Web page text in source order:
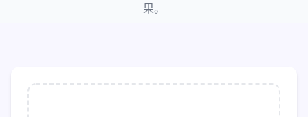
果。